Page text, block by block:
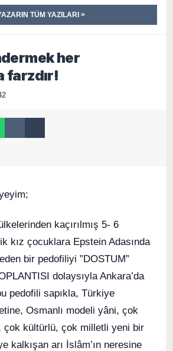
TÜM YAZILARI >
her
farzdır!
kaçırılmış 5- 6
kız çocuklara Epstein Adasında
bir pedofiliyi ”DOSTUM”
dolaysıyla Ankara’da
pedofili sapıkla, Türkiye
Osmanlı modeli yâni, çok
çok kültürlü, çok milletli yeni bir
kalkışan arı İslâm’ın neresine